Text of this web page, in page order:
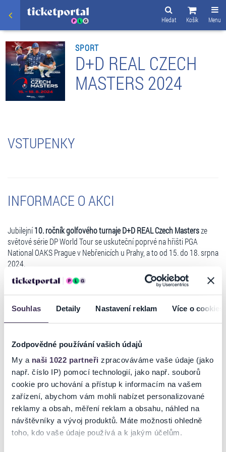
Souhlas Detaily Nastavení reklam Více o cookies
Zodpovědné používání vašich údajů
My a naši 1022 partneři zpracováváme vaše údaje (jako
např. číslo IP) pomocí technologií, jako např. souborů
cookie pro uchování a přístup k informacím na vašem
zařízení, abychom vám mohli nabízet personalizované
reklamy a obsah, měření reklam a obsahu, náhled na
návštěvníky a vývoj produktů. Máte možnosti ohledně
toho, kdo vaše údaje používá a k jakým účelům.
Menu
Košík
Hledat
SPORT
D+D REAL CZECH
MASTERS 2024
VSTUPENKY
INFORMACE O AKCI
Jubilejní10. ročník golfového turnaje D+D REAL Czech Mastersze
světové série DP World Tour se uskuteční poprvé na hřišti PGA
National OAKS Prague v Nebřenicích u Prahy, a to od 15. do 18. srpna
2024.
Hlavními hvězdami pro letošní rok jsou americký major šampion
Luke Donald z Anglie
turnaji oslaví své teprve 15. narozeniny.
Kromě golfu se mohou během turnajových dnů těšit diváci resortu
na bohatý doprovodný program.
V sobotu 17. srpna od 17:00 vystoupí populární česká hudební
skupinaMonkey Business, během celého týdne pak bude otevřena
tradiční turnajová vesničkase spoustou atraktivních stánků,
dětským koutkem nebo herní zónou , kterou budou mít pod palcem
opět kluci z přední českéesportové organizace Dynamo Eclot
Číst více
Ticketportal je zárukou pravosti vstupenek
Na stránkách společnosti Ticketportal si vždy zakoupíte